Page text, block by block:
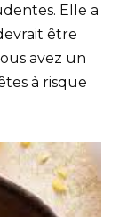
Elle a
être
avez un
à risque